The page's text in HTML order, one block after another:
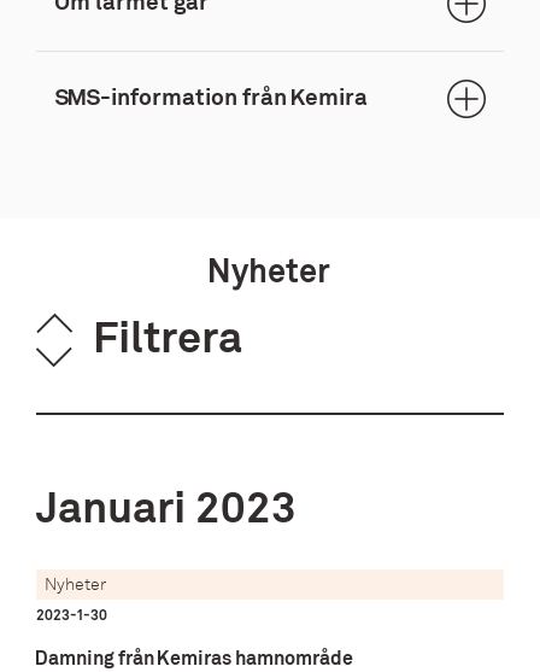
SMS-information från Kemira
Nyheter
Filtrera
Januari 2023
Nyheter
2023-1-30
Damning från Kemiras hamnområde